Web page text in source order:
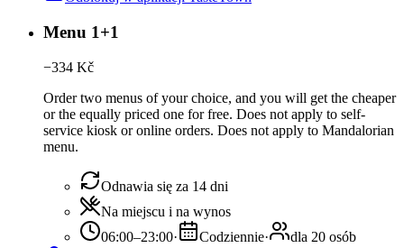
Menu 1+1
−334 Kč
Order two menus of your choice, and you will get the cheaper
or the equally priced one for free. Does not apply to self-
service kiosk or online orders. Does not apply to Mandalorian
menu.
Odnawia się za 14 dni
Na miejscu i na wynos
06:00–23:00· Codziennie·
dla 20 osób